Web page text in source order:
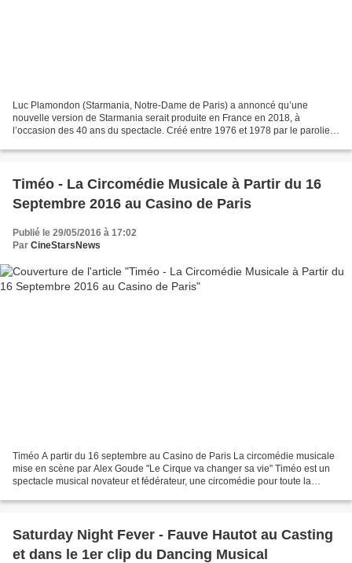
Luc Plamondon (Starmania, Notre-Dame de Paris) a annoncé qu’une
nouvelle version de Starmania serait produite en France en 2018, à
l’occasion des 40 ans du spectacle. Créé entre 1976 et 1978 par le parolier
Timéo - La Circomédie Musicale à Partir du 16
Septembre 2016 au Casino de Paris
Publié le 29/05/2016 à 17:02
Par CineStarsNews
Timéo A partir du 16 septembre au Casino de Paris La circomédie musicale
mise en scène par Alex Goude "Le Cirque va changer sa vie" Timéo est un
spectacle musical novateur et fédérateur, une circomédie pour toute la
Saturday Night Fever - Fauve Hautot au Casting
et dans le 1er clip du Dancing Musical